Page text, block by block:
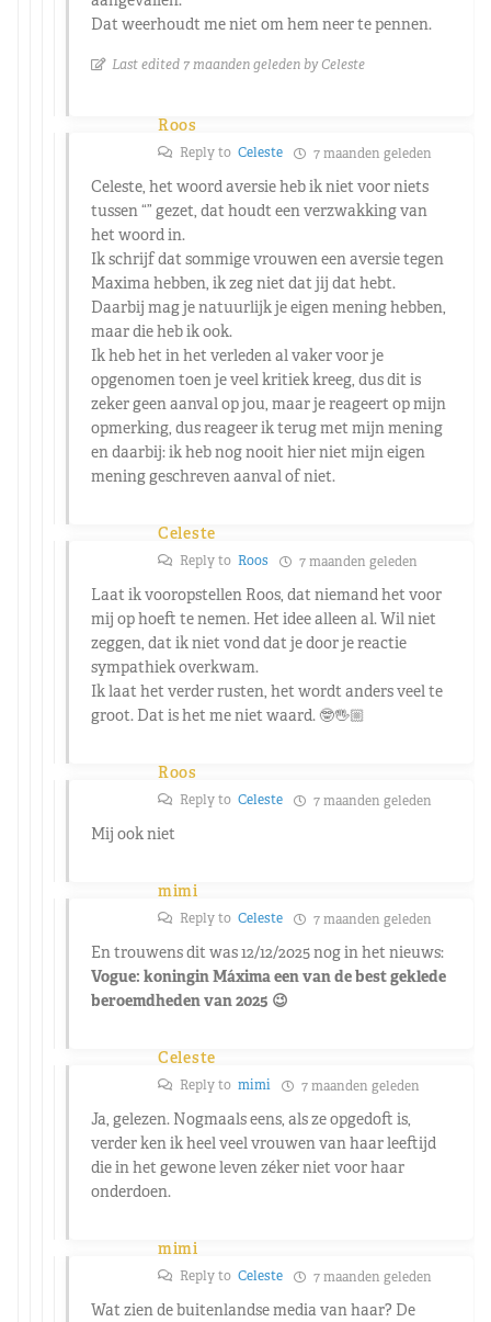
Dat weerhoudt me niet om hem neer te pennen.
Last edited 7 maanden geleden by Celeste
Roos
Reply to Celeste 7 maanden geleden
Celeste, het woord aversie heb ik niet voor niets
tussen “” gezet, dat houdt een verzwakking van
het woord in.
Ik schrijf dat sommige vrouwen een aversie tegen
Maxima hebben, ik zeg niet dat jij dat hebt.
Daarbij mag je natuurlijk je eigen mening hebben,
maar die heb ik ook.
Ik heb het in het verleden al vaker voor je
opgenomen toen je veel kritiek kreeg, dus dit is
zeker geen aanval op jou, maar je reageert op mijn
opmerking, dus reageer ik terug met mijn mening
en daarbij: ik heb nog nooit hier niet mijn eigen
mening geschreven aanval of niet.
Celeste
Reply to Roos 7 maanden geleden
Laat ik vooropstellen Roos, dat niemand het voor
mij op hoeft te nemen. Het idee alleen al. Wil niet
zeggen, dat ik niet vond dat je door je reactie
sympathiek overkwam.
Ik laat het verder rusten, het wordt anders veel te
groot. Dat is het me niet waard. 🤓🖐🏼
Roos
Reply to Celeste 7 maanden geleden
Mij ook niet
mimi
Reply to Celeste 7 maanden geleden
En trouwens dit was 12/12/2025 nog in het nieuws:
Vogue: koningin Máxima een van de best geklede
beroemdheden van 2025 😉
Celeste
Reply to mimi 7 maanden geleden
Ja, gelezen. Nogmaals eens, als ze opgedoft is,
verder ken ik heel veel vrouwen van haar leeftijd
die in het gewone leven zéker niet voor haar
onderdoen.
mimi
Reply to Celeste 7 maanden geleden
Wat zien de buitenlandse media van haar? De